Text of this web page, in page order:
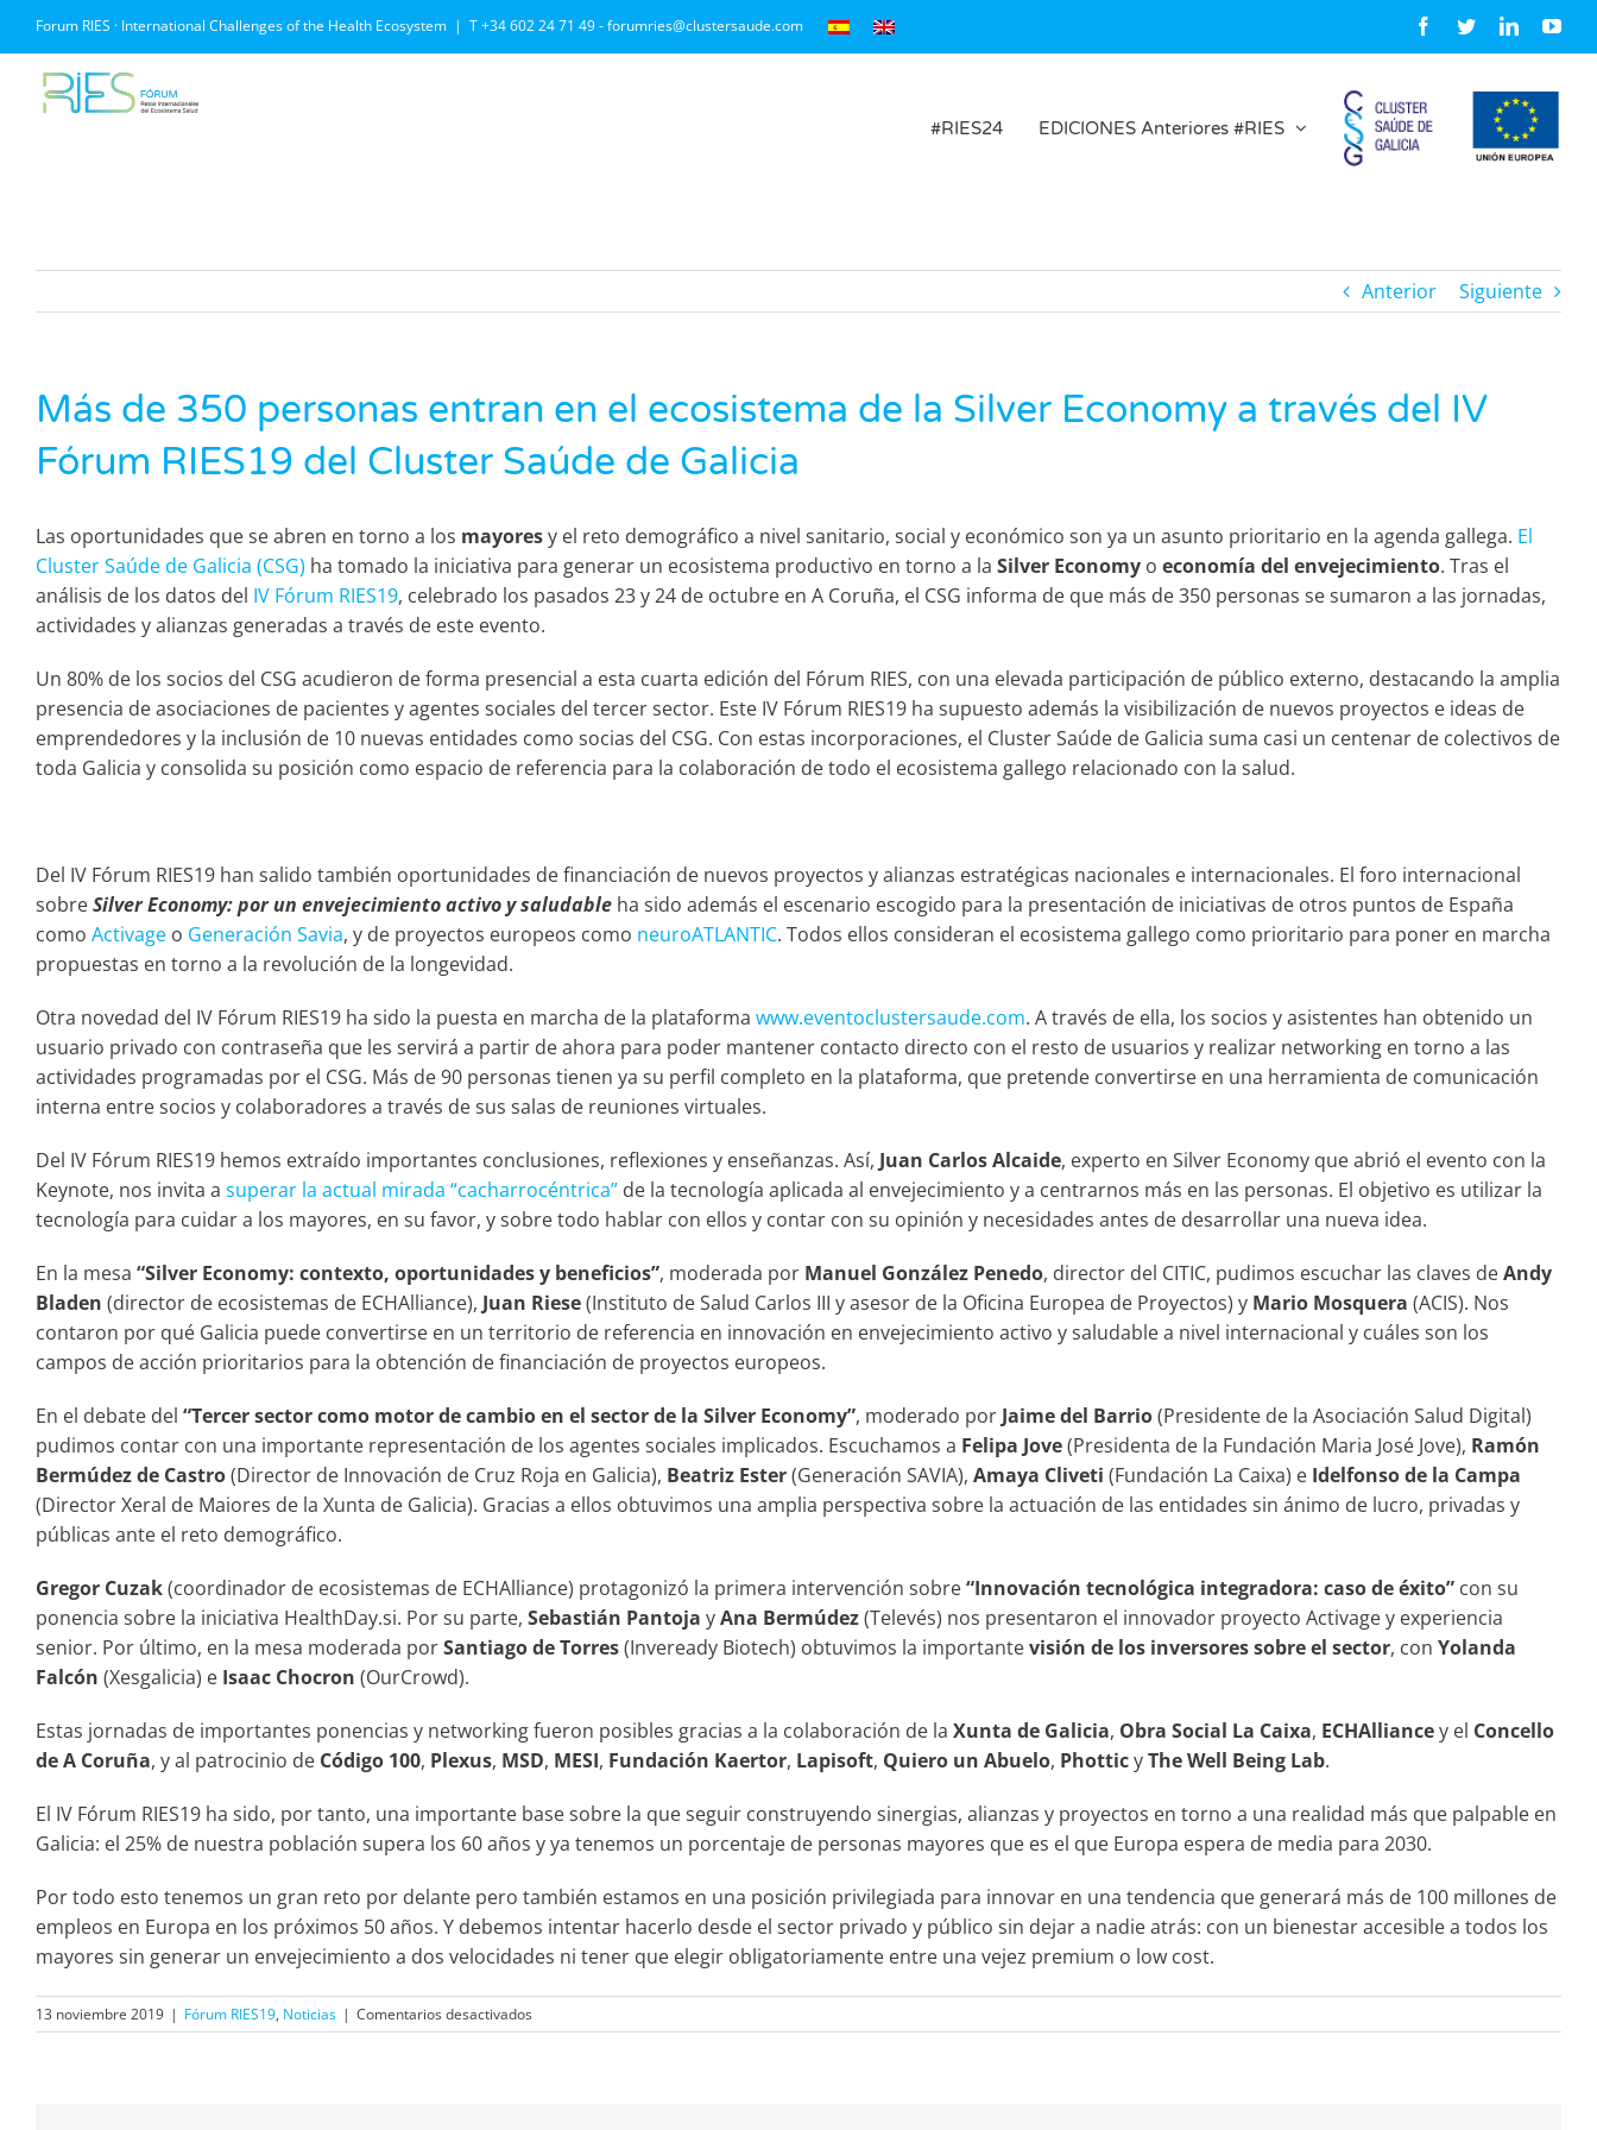
contenido
Forum RIES · International Challenges of the Health Ecosystem | T +34 602 24 71 49 - forumries@clustersaude.com Facebook
TwitterLinkedIn
#RIES24 EDICIONES Anteriores #RIES
Anterior Siguiente
Más de 350 personas entran en el ecosistema de la Silver Economy a través del IV
Fórum RIES19 del Cluster Saúde de Galicia
Las oportunidades que se abren en torno a los mayoresy el reto demográfico a nivel sanitario, social y económico son ya un asunto prioritario en la agenda gallega. El
Cluster Saúde de Galicia (CSG) ha tomado la iniciativa para generar un ecosistema productivo en torno a la Silver Economy o economía del envejecimiento. Tras el
análisis de los datos del IV Fórum RIES19, celebrado los pasados 23 y 24 de octubre en A Coruña, el CSG informa de que más de 350 personas se sumaron a las jornadas,
actividades y alianzas generadas a través de este evento.
Un 80% de los socios del CSG acudieron de forma presencial a esta cuarta edición del Fórum RIES, con una elevada participación de público externo, destacando la amplia
presencia de asociaciones de pacientes y agentes sociales del tercer sector. Este IV Fórum RIES19 ha supuesto además la visibilización de nuevos proyectos e ideas de
emprendedores y la inclusión de 10 nuevas entidades como socias del CSG. Con estas incorporaciones, el Cluster Saúde de Galicia suma casi un centenar de colectivos de
toda Galicia y consolida su posición como espacio de referencia para la colaboración de todo el ecosistema gallego relacionado con la salud.
Del IV Fórum RIES19 han salido también oportunidades de financiación de nuevos proyectos y alianzas estratégicas nacionales e internacionales. El foro internacional
sobreSilver Economy: por un envejecimiento activo y saludable ha sido además el escenario escogido para la presentación de iniciativas de otros puntos de España
como Activage o Generación Savia, y de proyectos europeos como neuroATLANTIC. Todos ellos consideran el ecosistema gallego como prioritario para poner en marcha
propuestas en torno a la revolución de la longevidad.
Otra novedad del IV Fórum RIES19 ha sido la puesta en marcha de la plataforma www.eventoclustersaude.com. A través de ella, los socios y asistentes han obtenido un
usuario privado con contraseña que les servirá a partir de ahora para poder mantener contacto directo con el resto de usuarios y realizar networking en torno a las
actividades programadas por el CSG. Más de 90 personas tienen ya su perfil completo en la plataforma, que pretende convertirse en una herramienta de comunicación
interna entre socios y colaboradores a través de sus salas de reuniones virtuales.
Del IV Fórum RIES19 hemos extraído importantes conclusiones, reflexiones y enseñanzas. Así, Juan Carlos Alcaide, experto en Silver Economy que abrió el evento con la
Keynote, nos invita a superar la actual mirada “cacharrocéntrica” de la tecnología aplicada al envejecimiento y a centrarnos más en las personas. El objetivo es utilizar la
tecnología para cuidar a los mayores, en su favor, y sobre todo hablar con ellos y contar con su opinión y necesidades antes de desarrollar una nueva idea.
En la mesa “Silver Economy: contexto, oportunidades y beneficios”, moderada por Manuel González Penedo, director del CITIC, pudimos escuchar las claves deAndy
Bladen (director de ecosistemas de ECHAlliance), Juan Riese(Instituto de Salud Carlos III y asesor de la Oficina Europea de Proyectos) y Mario Mosquera (ACIS). Nos
contaron por qué Galicia puede convertirse en un territorio de referencia en innovación en envejecimiento activo y saludable a nivel internacional y cuáles son los
campos de acción prioritarios para la obtención de financiación de proyectos europeos.
En el debate del “Tercer sector como motor de cambio en el sector de la Silver Economy”, moderado por Jaime del Barrio(Presidente de la Asociación Salud Digital)
pudimos contar con una importante representación de los agentes sociales implicados. Escuchamos a Felipa Jove(Presidenta de la Fundación Maria José Jove), Ramón
Bermúdez de Castro(Director de Innovación de Cruz Roja en Galicia), Beatriz Ester(Generación SAVIA), Amaya Cliveti (Fundación La Caixa) e Idelfonso de la Campa
(Director Xeral de Maiores de la Xunta de Galicia). Gracias a ellos obtuvimos una amplia perspectiva sobre la actuación de las entidades sin ánimo de lucro, privadas y
públicas ante el reto demográfico.
Gregor Cuzak(coordinador de ecosistemas de ECHAlliance) protagonizó la primera intervención sobre“Innovación tecnológica integradora: caso de éxito” con su
ponencia sobre la iniciativa HealthDay.si. Por su parte, Sebastián Pantoja yAna Bermúdez(Televés) nos presentaron el innovador proyecto Activage y experiencia
senior. Por último, en la mesa moderada porSantiago de Torres(Inveready Biotech) obtuvimos la importantevisión de los inversores sobre el sector, con Yolanda
Falcón (Xesgalicia) e Isaac Chocron (OurCrowd).
Estas jornadas de importantes ponencias y networking fueron posibles gracias a la colaboración de la Xunta de Galicia, Obra Social La Caixa, ECHAlliancey el Concello
de A Coruña, y al patrocinio de Código 100, Plexus, MSD, MESI, Fundación Kaertor, Lapisoft, Quiero un Abuelo, PhotticyThe Well Being Lab.
El IV Fórum RIES19 ha sido, por tanto, una importante base sobre la que seguir construyendo sinergias, alianzas y proyectos en torno a una realidad más que palpable en
Galicia: el 25% de nuestra población supera los 60 años y ya tenemos un porcentaje de personas mayores que es el que Europa espera de media para 2030.
Por todo esto tenemos un gran reto por delante pero también estamos en una posición privilegiada para innovar en una tendencia que generará más de 100 millones de
empleos en Europa en los próximos 50 años. Y debemos intentar hacerlo desde el sector privado y público sin dejar a nadie atrás: con un bienestar accesible a todos los
mayores sin generar un envejecimiento a dos velocidades ni tener que elegir obligatoriamente entre una vejez premium o low cost.
13 noviembre 2019 | Fórum RIES19, Noticias | Comentarios desactivadosen
Más